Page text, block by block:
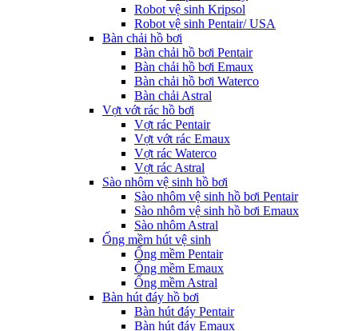
Robot vệ sinh Kripsol
Robot vệ sinh Pentair/ USA
Bàn chải hồ bơi
Bàn chải hồ bơi Pentair
Bàn chải hồ bơi Emaux
Bàn chải hồ bơi Waterco
Bàn chải Astral
Vợt vớt rác hồ bơi
Vợt rác Pentair
Vợt vớt rác Emaux
Vợt rác Waterco
Vợt rác Astral
Sào nhôm vệ sinh hồ bơi
Sào nhôm vệ sinh hồ bơi Pentair
Sào nhôm vệ sinh hồ bơi Emaux
Sào nhôm Astral
Ống mềm hút vệ sinh
Ống mềm Pentair
Ống mềm Emaux
Ống mềm Astral
Bàn hút đáy hồ bơi
Bàn hút đáy Pentair
Bàn hút đáy Emaux